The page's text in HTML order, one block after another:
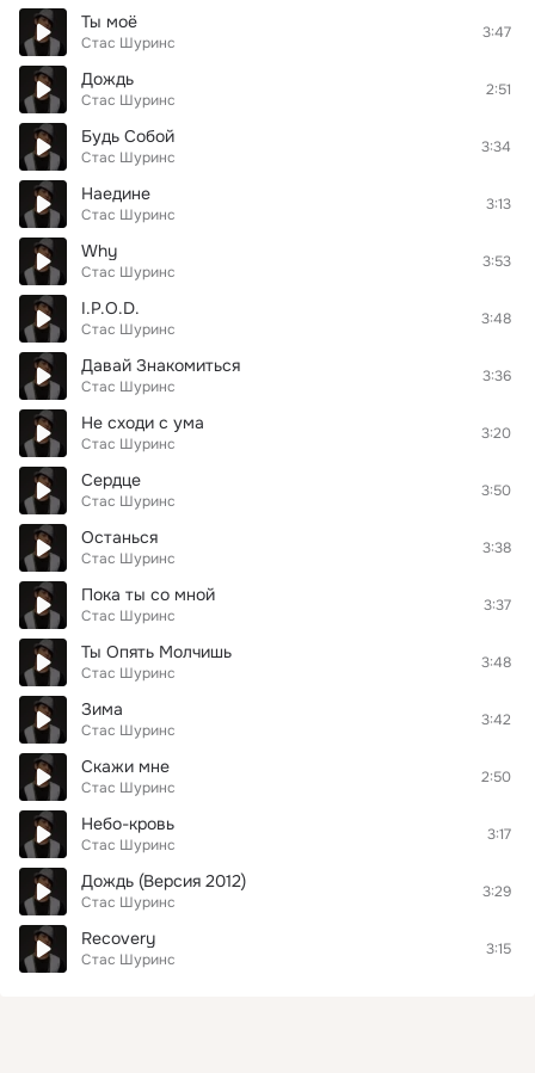
Ты моё
Стас Шуринс
3:47
Дождь
Стас Шуринс
2:51
Будь Собой
Стас Шуринс
3:34
Наедине
Стас Шуринс
3:13
Why
Стас Шуринс
3:53
I.P.O.D.
Стас Шуринс
3:48
Давай Знакомиться
Стас Шуринс
3:36
Не сходи с ума
Стас Шуринс
3:20
Сердце
Стас Шуринс
3:50
Останься
Стас Шуринс
3:38
Пока ты со мной
Стас Шуринс
3:37
Ты Опять Молчишь
Стас Шуринс
3:48
Зима
Стас Шуринс
3:42
Скажи мне
Стас Шуринс
2:50
Небо-кровь
Стас Шуринс
3:17
Дождь (Версия 2012)
Стас Шуринс
3:29
Recovery
Стас Шуринс
3:15